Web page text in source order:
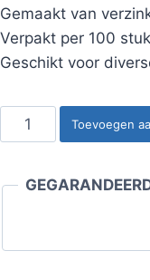
Gemaakt van
Verpakt per 100
Geschikt voor
Veerring
M4
Toevoegen